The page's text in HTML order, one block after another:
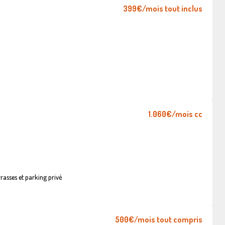
399€/mois tout inclus
1.060€/mois cc
et parking privé
500€/mois tout compris